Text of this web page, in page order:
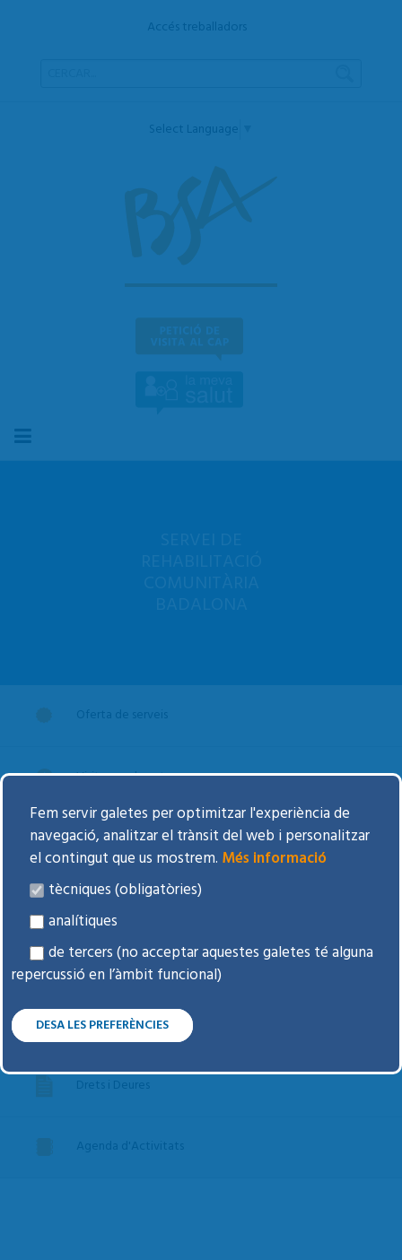
Accés treballadors
Select Language
Visitar-se al centre
Tràmits freqüents i dubtes
Voluntats anticipades
Donar òrgans i teixits
Espai d'opinió
Fem servir galetes per optimitzar l'experiència de
navegació, analitzar el trànsit del web i personalitzar
el contingut que us mostrem. Més informació
tècniques (obligatòries)
analítiques
de tercers (no acceptar aquestes galetes té alguna
repercussió en l’àmbit funcional)
DESA LES PREFERÈNCIES